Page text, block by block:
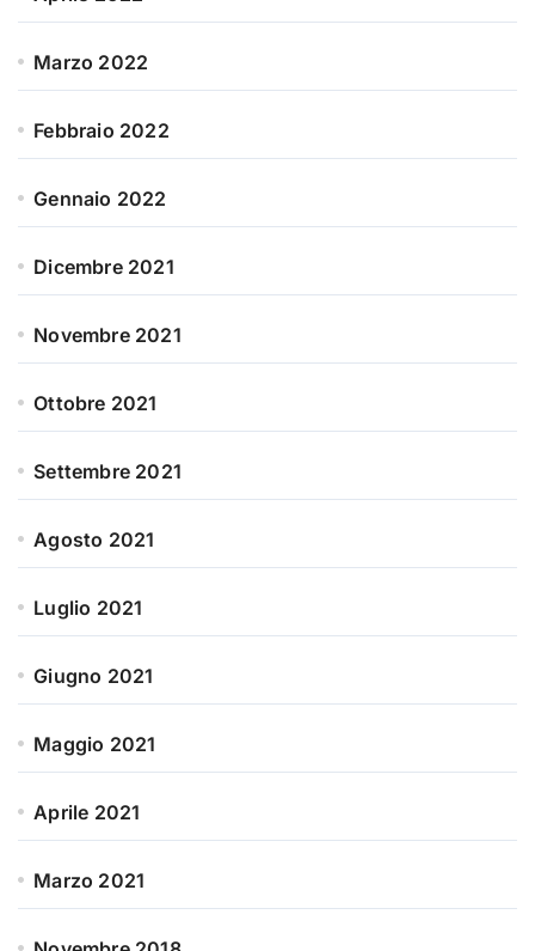
Marzo 2022
Febbraio 2022
Gennaio 2022
Dicembre 2021
Novembre 2021
Ottobre 2021
Settembre 2021
Agosto 2021
Luglio 2021
Giugno 2021
Maggio 2021
Aprile 2021
Marzo 2021